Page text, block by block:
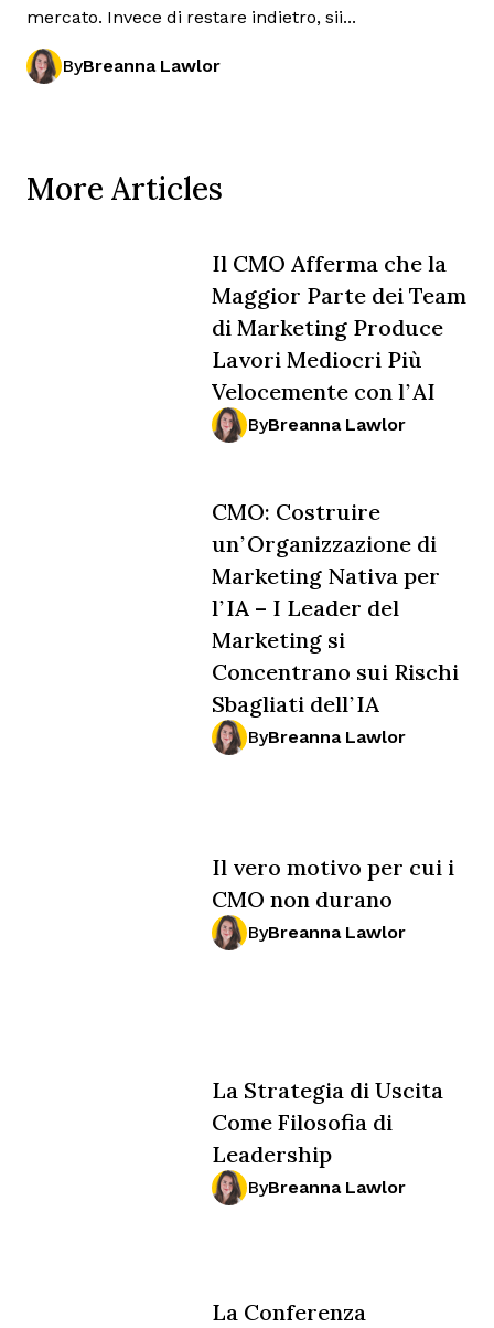
mercato. Invece di restare indietro, sii...
ByBreanna Lawlor
More Articles
Il CMO Afferma che la
Maggior Parte dei Team
di Marketing Produce
Lavori Mediocri Più
Velocemente con l’AI
ByBreanna Lawlor
CMO: Costruire
un’Organizzazione di
Marketing Nativa per
l’IA – I Leader del
Marketing si
Concentrano sui Rischi
Sbagliati dell’IA
ByBreanna Lawlor
Il vero motivo per cui i
CMO non durano
ByBreanna Lawlor
La Strategia di Uscita
Come Filosofia di
Leadership
ByBreanna Lawlor
La Conferenza